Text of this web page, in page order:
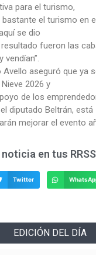
para el turismo,
el turismo en
se dio
fueron las
vendían”.
aseguró que ya
2026 y
de los
diputado Beltrán, está
mejorar el evento
en tus RRSS
Twitter
EDICIÓN DEL DÍA